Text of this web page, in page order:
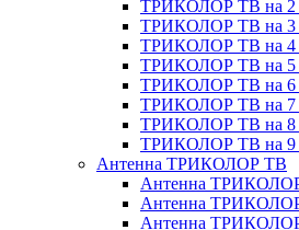
ТРИКОЛОР ТВ на 2
ТРИКОЛОР ТВ на 3
ТРИКОЛОР ТВ на 4
ТРИКОЛОР ТВ на 5
ТРИКОЛОР ТВ на 6
ТРИКОЛОР ТВ на 7
ТРИКОЛОР ТВ на 8
ТРИКОЛОР ТВ на 9
Антенна ТРИКОЛОР ТВ
Антенна
Антенна
Антенна